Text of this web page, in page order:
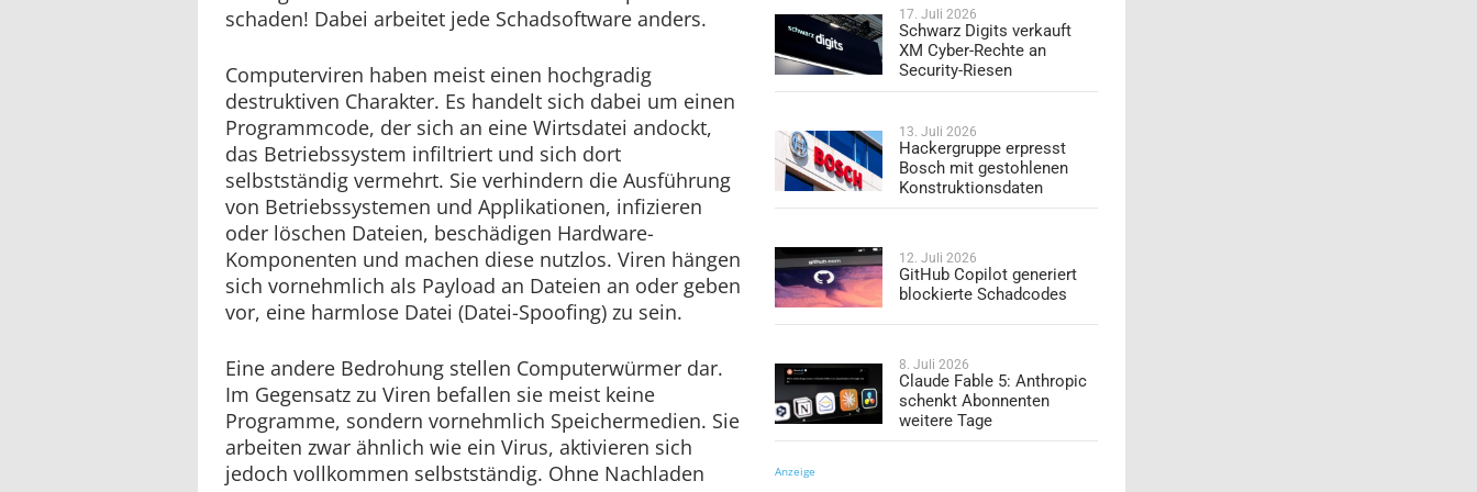
schaden! Dabei arbeitet jede Schadsoftware anders.
Computerviren haben meist einen hochgradig
destruktiven Charakter. Es handelt sich dabei um einen
Programmcode, der sich an eine Wirtsdatei andockt,
das Betriebssystem infiltriert und sich dort
selbstständig vermehrt. Sie verhindern die Ausführung
von Betriebssystemen und Applikationen, infizieren
oder löschen Dateien, beschädigen Hardware-
Komponenten und machen diese nutzlos. Viren hängen
sich vornehmlich als Payload an Dateien an oder geben
vor, eine harmlose Datei (Datei-Spoofing) zu sein.
Eine andere Bedrohung stellen Computerwürmer dar.
Im Gegensatz zu Viren befallen sie meist keine
Programme, sondern vornehmlich Speichermedien. Sie
arbeiten zwar ähnlich wie ein Virus, aktivieren sich
jedoch vollkommen selbstständig. Ohne Nachladen
17. Juli 2026
Schwarz Digits verkauft
XM Cyber-Rechte an
Security-Riesen
13. Juli 2026
Hackergruppe erpresst
Bosch mit gestohlenen
Konstruktionsdaten
12. Juli 2026
GitHub Copilot generiert
blockierte Schadcodes
8. Juli 2026
Claude Fable 5: Anthropic
schenkt Abonnenten
weitere Tage
Anzeige